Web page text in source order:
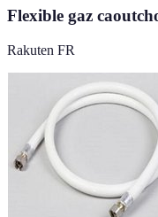
Flexible gaz
Rakuten FR